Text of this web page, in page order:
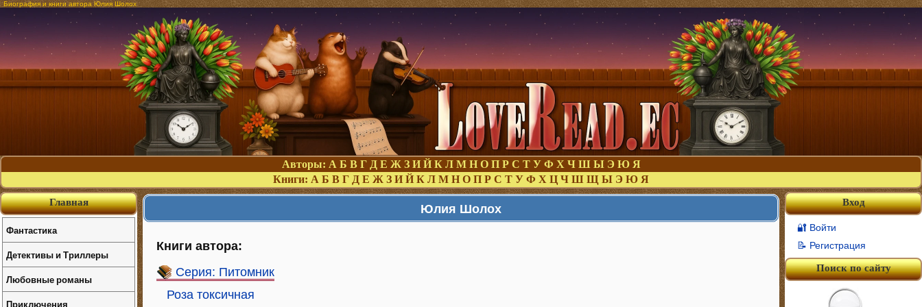
Биография и книги автора Юлия Шолох
Авторы: А Б В Г Д Е Ж З И Й К Л М Н О П Р С Т У Ф Х Ч Ш Ы Э Ю Я
Книги: А Б В Г Д Е Ж З И Й К Л М Н О П Р С Т У Ф Х Ц Ч Ш Щ Ы Э Ю Я
Юлия Шолох
Книги автора:
Серия: Питомник
Роза токсичная
Вход
🔐 Войти
📝 Регистрация
Поиск по сайту
Главная
Фантастика
Детективы и Триллеры
Любовные романы
Приключения